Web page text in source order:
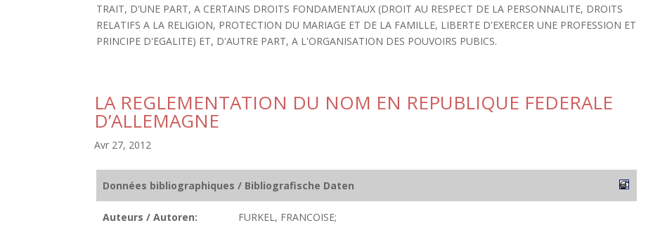
TRAIT, D'UNE PART, A CERTAINS DROITS FONDAMENTAUX (DROIT AU RESPECT DE LA PERSONNALITE, DROITS
RELATIFS A LA RELIGION, PROTECTION DU MARIAGE ET DE LA FAMILLE, LIBERTE D'EXERCER UNE PROFESSION ET
PRINCIPE D'EGALITE) ET, D'AUTRE PART, A L'ORGANISATION DES POUVOIRS PUBICS.
LA REGLEMENTATION DU NOM EN REPUBLIQUE FEDERALE
D’ALLEMAGNE
Avr 27, 2012
Données bibliographiques / Bibliografische Daten
Auteurs / Autoren: FURKEL, FRANCOISE;